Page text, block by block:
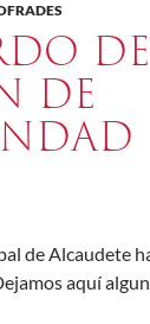
DE
de Alcaudete
aquí